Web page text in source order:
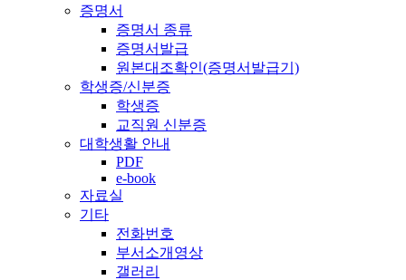
증명서
증명서 종류
증명서발급
원본대조확인(증명서발급기)
학생증/신분증
학생증
교직원 신분증
대학생활 안내
PDF
e-book
자료실
기타
전화번호
부서소개영상
갤러리